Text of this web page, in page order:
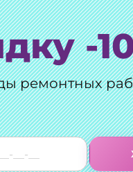
-
ремонтных